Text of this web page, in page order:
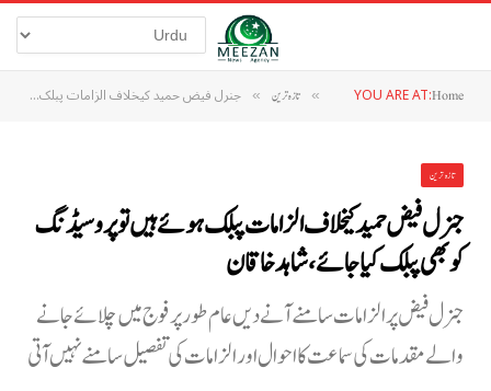
YOU ARE AT:Home
» تازہ ترین » جنرل فیض حمید کیخلاف الزامات پبلک ہوئے ہیں تو پروسیڈنگ کو بھی پبلک کیا جائے، شاہد خاقان
تازہ ترین
جنرل فیض حمید کیخلاف الزامات پبلک ہوئے ہیں تو پروسیڈنگ
کو بھی پبلک کیا جائے، شاہد خاقان
جنرل فیض پر الزامات سامنے آنے دیں عام طور پر فوج میں چلائے جانے
والے مقدمات کی سماعت کا احوال اور الزامات کی تفصیل سامنے نہیں آتی